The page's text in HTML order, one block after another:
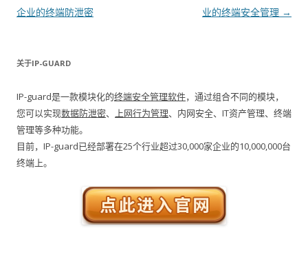
企业的终端防泄密
业的终端安全管理 →
关于IP-GUARD
IP-guard是一款模块化的终端安全管理软件，通过组合不同的模块，
您可以实现数据防泄密、 上网行为管理、内网安全、IT资产管理、终端
管理等多种功能。
目前，IP-guard已经部署在25个行业超过30,000家企业的10,000,000台
终端上。